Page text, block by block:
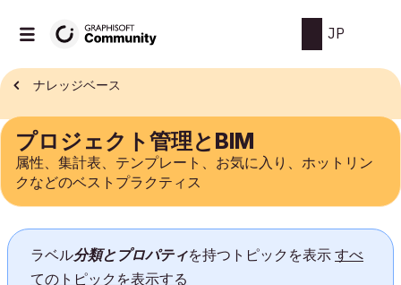
JP
ナレッジベース
プロジェクト管理とBIM
属性、集計表、テンプレート、お気に入り、ホットリン
クなどのベストプラクティス
ラベル分類とプロパティを持つトピックを表示 すべ
てのトピックを表示する